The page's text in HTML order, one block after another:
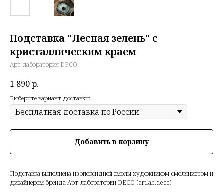
Подставка "Лесная зелень" с
кристаллическим краем
Арт-лаборатория DECO
1 890р.
Выберите вариант доставки:
Добавить в корзину
Подставка выполнена из эпоксидной смолы художником-смолянистом и
дизайнером бренда Арт-лаборатории DECO (artlab.deco).